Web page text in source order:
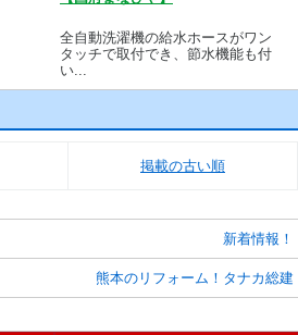
全自動洗濯機の給水ホースがワン
タッチで取付でき、節水機能も付
い...
掲載の古い順
新着情報！
熊本のリフォーム！タナカ総建